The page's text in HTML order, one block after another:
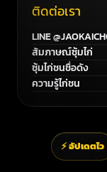
ติดต่อเรา
LINE
สัมภาษณ์ซุ้มไก่
ซุ้มไก่ชนชื่อดัง
ความรู้ไก่ชน
⚡ อัปเดตไว